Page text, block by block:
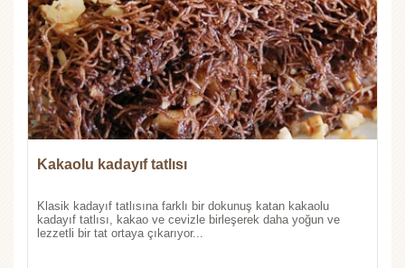
Kakaolu kadayıf tatlısı
Klasik kadayıf tatlısına farklı bir dokunuş katan kakaolu
kadayıf tatlısı, kakao ve cevizle birleşerek daha yoğun ve
lezzetli bir tat ortaya çıkarıyor...